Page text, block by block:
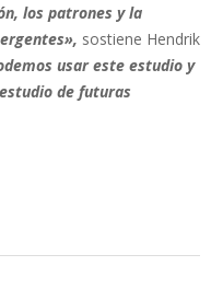
los patrones y la
sostiene Hendrik
usar este estudio y
de futuras